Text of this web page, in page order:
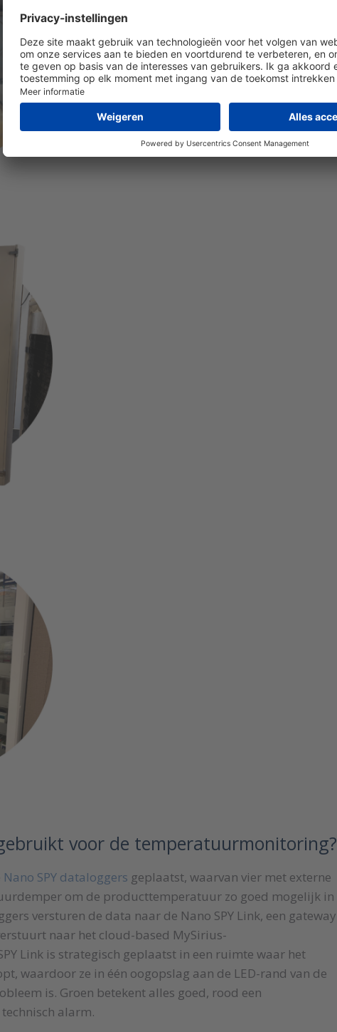
voor de temperatuurmonitoring?
Nano SPY dataloggers geplaatst, waarvan vier met externe
om de producttemperatuur zo goed mogelijk in
versturen de data naar de Nano SPY Link, een gateway
naar het cloud-based MySirius-
Link is strategisch geplaatst in een ruimte waar het
waardoor ze in één oogopslag aan de LED-rand van de
is. Groen betekent alles goed, rood een
alarm.